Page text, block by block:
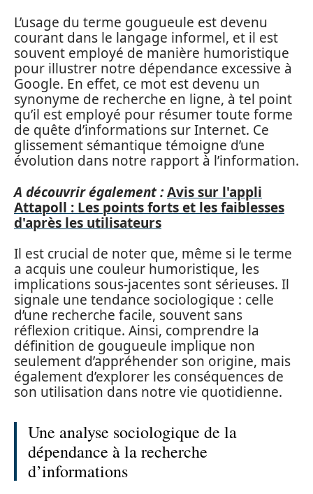
L’usage du terme gougueule est devenu
courant dans le langage informel, et il est
souvent employé de manière humoristique
pour illustrer notre dépendance excessive à
Google. En effet, ce mot est devenu un
synonyme de recherche en ligne, à tel point
qu’il est employé pour résumer toute forme
de quête d’informations sur Internet. Ce
glissement sémantique témoigne d’une
évolution dans notre rapport à l’information.
A découvrir également :Avis sur l'appli
Attapoll : Les points forts et les faiblesses
d'après les utilisateurs
Il est crucial de noter que, même si le terme
a acquis une couleur humoristique, les
implications sous-jacentes sont sérieuses. Il
signale une tendance sociologique : celle
d’une recherche facile, souvent sans
réflexion critique. Ainsi, comprendre la
définition de gougueule implique non
seulement d’appréhender son origine, mais
également d’explorer les conséquences de
son utilisation dans notre vie quotidienne.
Une analyse sociologique de la
dépendance à la recherche
d’informations